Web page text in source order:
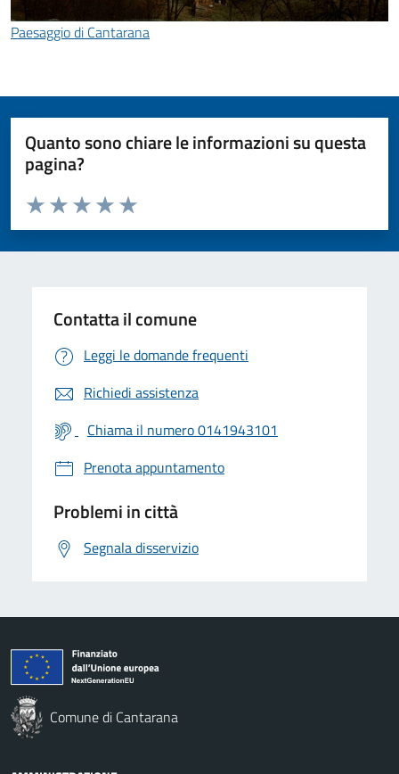
Paesaggio di Cantarana
Quanto sono chiare le informazioni su questa
pagina?
Valuta da 1 a 5 stelle la pagina
Valuta 5 stelle su 5
Valuta 4 stelle su 5
Valuta 3 stelle su 5
Valuta 2 stelle su 5
Valuta 1 stelle su 5
Contatta il comune
Leggi le domande frequenti
Richiedi assistenza
Chiama il numero 0141943101
Prenota appuntamento
Problemi in città
Segnala disservizio
Comune di Cantarana